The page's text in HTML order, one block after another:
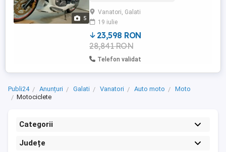
5
mai SIGURA si usor de condus
motocicleta chiar si pentru incepatori.
Cutie de viteze automata cu ...
Vanatori, Galati
19 iulie
23,598 RON
28,841 RON
Telefon validat
Publi24 Anunțuri Galati Vanatori Auto moto
Moto
Motociclete
Categorii
Județe